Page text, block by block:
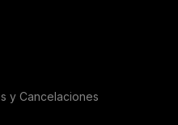
y Cancelaciones